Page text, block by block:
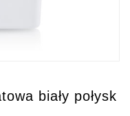
biały połysk